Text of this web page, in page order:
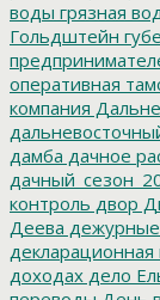
воды грязная
Гольдштейн
оперативная
компания
дамба дачное
контроль двор
Деева
декларационная
доходах дело